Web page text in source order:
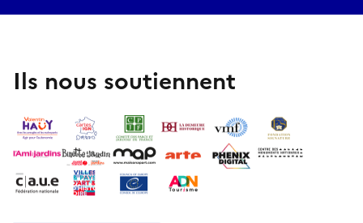
Ils nous soutiennent